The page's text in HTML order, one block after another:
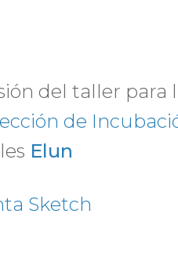
del taller
de
Elun
Sketch